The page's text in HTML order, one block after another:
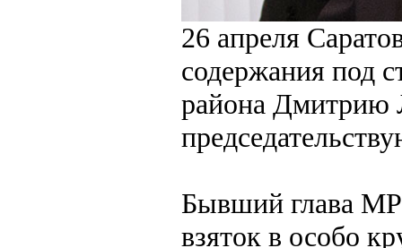
26 апреля
содержания под
района Дмитрию
Бывший глава МР
взяток в особо